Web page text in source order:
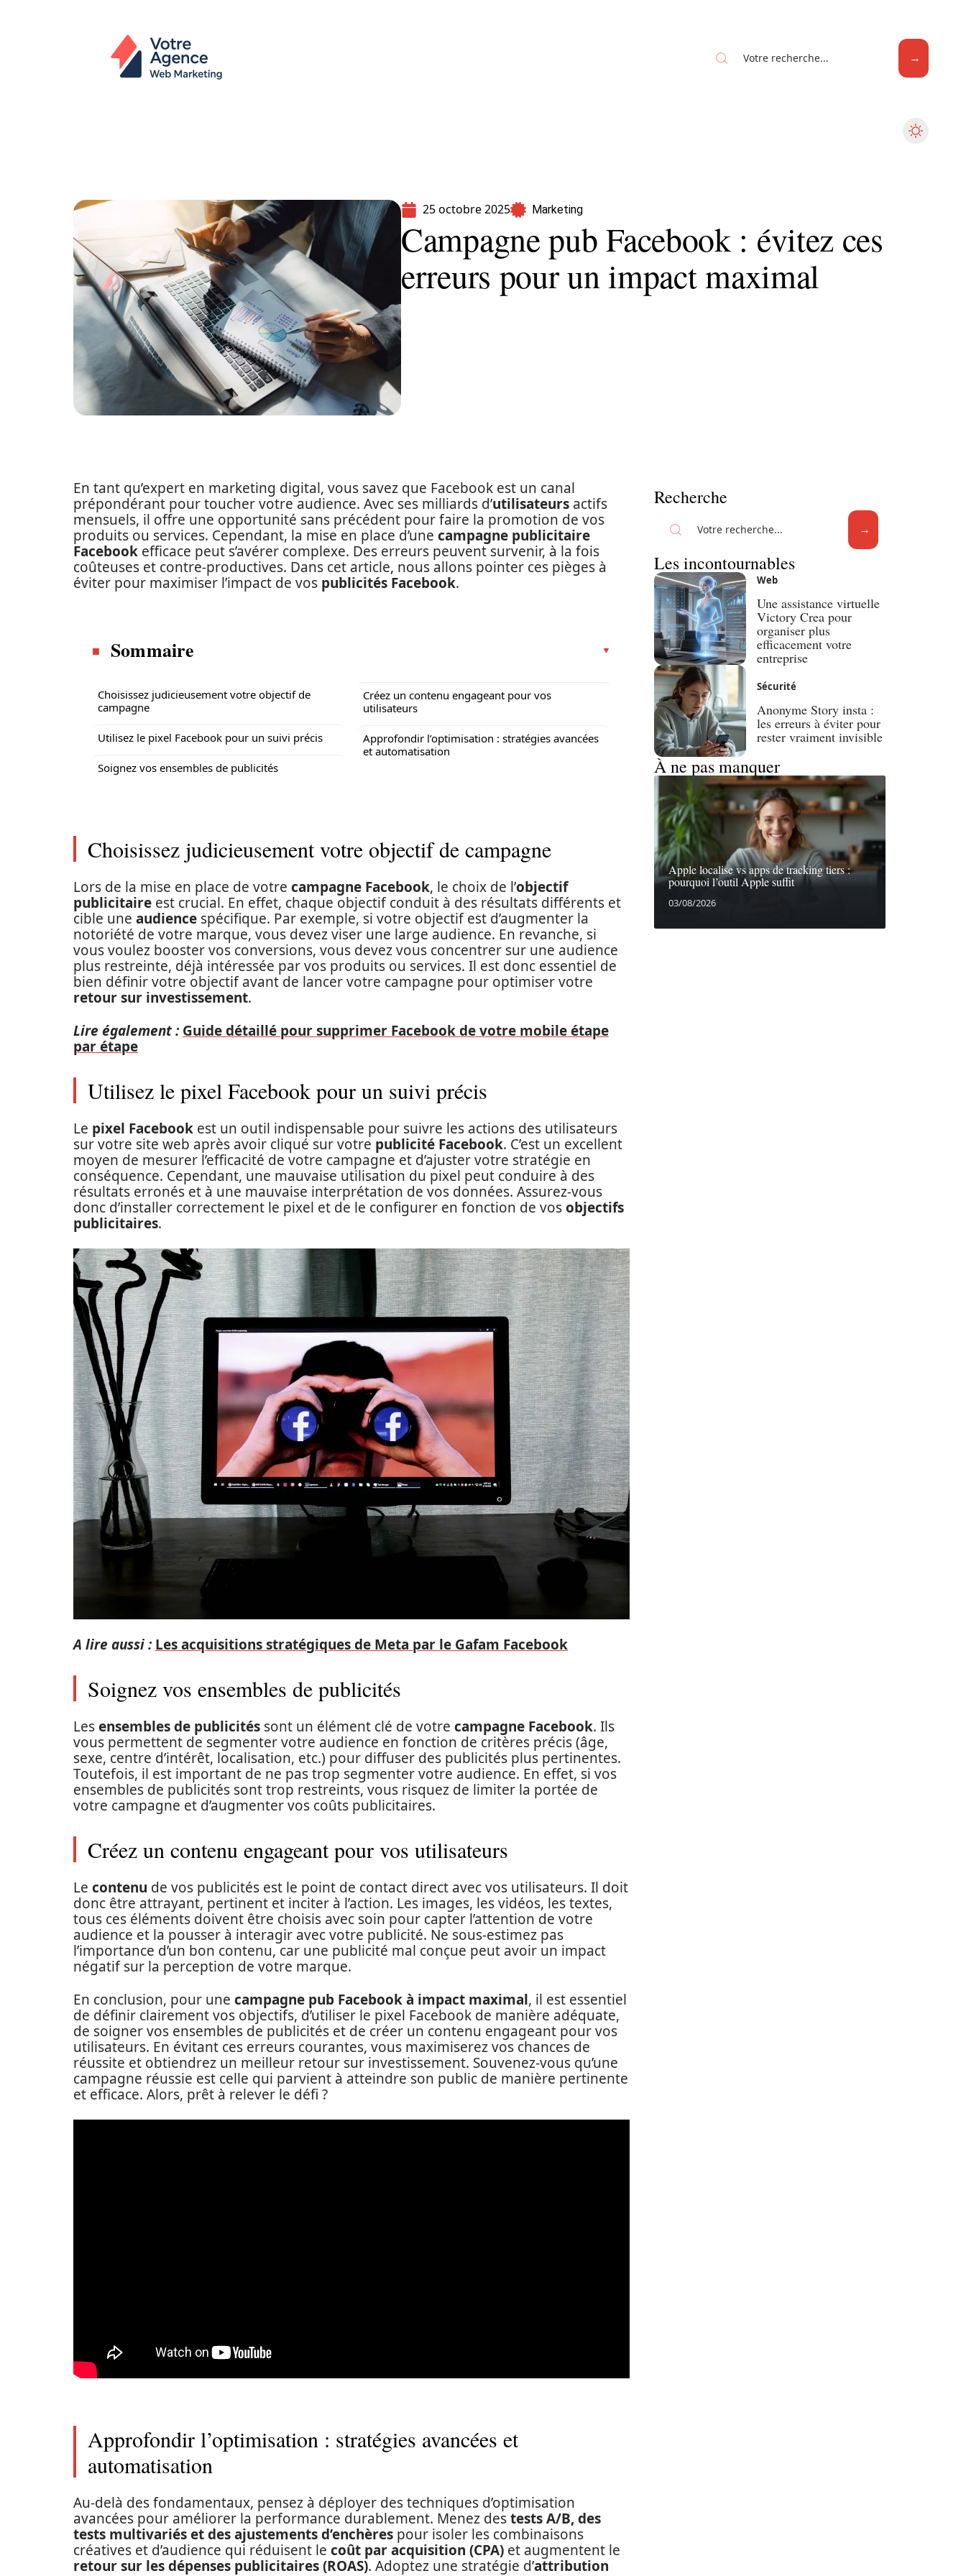
25 octobre 2025 Marketing
Campagne pub Facebook : évitez ces
erreurs pour un impact maximal
En tant qu’expert en marketing digital, vous savez que Facebook est un canal
prépondérant pour toucher votre audience. Avec ses milliards d’utilisateurs actifs
mensuels, il offre une opportunité sans précédent pour faire la promotion de vos
produits ou services. Cependant, la mise en place d’une campagne publicitaire
Facebook efficace peut s’avérer complexe. Des erreurs peuvent survenir, à la fois
coûteuses et contre-productives. Dans cet article, nous allons pointer ces pièges à
éviter pour maximiser l’impact de vos publicités Facebook.
Sommaire
Choisissez judicieusement votre objectif de
campagne
Utilisez le pixel Facebook pour un suivi précis
Soignez vos ensembles de publicités
Créez un contenu engageant pour vos
utilisateurs
Approfondir l’optimisation : stratégies avancées
et automatisation
Choisissez judicieusement votre objectif de campagne
Lors de la mise en place de votre campagne Facebook, le choix de l’objectif
publicitaire est crucial. En effet, chaque objectif conduit à des résultats différents et
cible une audience spécifique. Par exemple, si votre objectif est d’augmenter la
notoriété de votre marque, vous devez viser une large audience. En revanche, si
vous voulez booster vos conversions, vous devez vous concentrer sur une audience
plus restreinte, déjà intéressée par vos produits ou services. Il est donc essentiel de
bien définir votre objectif avant de lancer votre campagne pour optimiser votre
retour sur investissement.
Lire également : Guide détaillé pour supprimer Facebook de votre mobile étape
par étape
Utilisez le pixel Facebook pour un suivi précis
Le pixel Facebook est un outil indispensable pour suivre les actions des utilisateurs
sur votre site web après avoir cliqué sur votre publicité Facebook. C’est un excellent
moyen de mesurer l’efficacité de votre campagne et d’ajuster votre stratégie en
conséquence. Cependant, une mauvaise utilisation du pixel peut conduire à des
résultats erronés et à une mauvaise interprétation de vos données. Assurez-vous
donc d’installer correctement le pixel et de le configurer en fonction de vosobjectifs
publicitaires.
A lire aussi : Les acquisitions stratégiques de Meta par le Gafam Facebook
Soignez vos ensembles de publicités
Lesensembles de publicités sont un élément clé de votre campagne Facebook. Ils
vous permettent de segmenter votre audience en fonction de critères précis (âge,
sexe, centre d’intérêt, localisation, etc.) pour diffuser des publicités plus pertinentes.
Toutefois, il est important de ne pas trop segmenter votre audience. En effet, si vos
ensembles de publicités sont trop restreints, vous risquez de limiter la portée de
votre campagne et d’augmenter vos coûts publicitaires.
Créez un contenu engageant pour vos utilisateurs
Le contenu de vos publicités est le point de contact direct avec vos utilisateurs. Il doit
donc être attrayant, pertinent et inciter à l’action. Les images, les vidéos, les textes,
tous ces éléments doivent être choisis avec soin pour capter l’attention de votre
audience et la pousser à interagir avec votre publicité. Ne sous-estimez pas
l’importance d’un bon contenu, car une publicité mal conçue peut avoir un impact
négatif sur la perception de votre marque.
En conclusion, pour une campagne pub Facebook à impact maximal, il est essentiel
de définir clairement vos objectifs, d’utiliser le pixel Facebook de manière adéquate,
de soigner vos ensembles de publicités et de créer un contenu engageant pour vos
utilisateurs. En évitant ces erreurs courantes, vous maximiserez vos chances de
réussite et obtiendrez un meilleur retour sur investissement. Souvenez-vous qu’une
campagne réussie est celle qui parvient à atteindre son public de manière pertinente
et efficace. Alors, prêt à relever le défi ?
Approfondir l’optimisation : stratégies avancées et
automatisation
Au-delà des fondamentaux, pensez à déployer des techniques d’optimisation
avancées pour améliorer la performance durablement. Menez destests A/B, des
tests multivariés et des ajustements d’enchères pour isoler les combinaisons
créatives et d’audience qui réduisent le coût par acquisition (CPA) et augmentent le
retour sur les dépenses publicitaires (ROAS). Adoptez une stratégie d’attribution
Recherche
Les incontournables
Web
Une assistance virtuelle
Victory Crea pour
organiser plus
efficacement votre
entreprise
Sécurité
Anonyme Story insta :
les erreurs à éviter pour
rester vraiment invisible
À ne pas manquer
Apple localise vs apps de tracking tiers :
pourquoi l’outil Apple suffit
03/08/2026